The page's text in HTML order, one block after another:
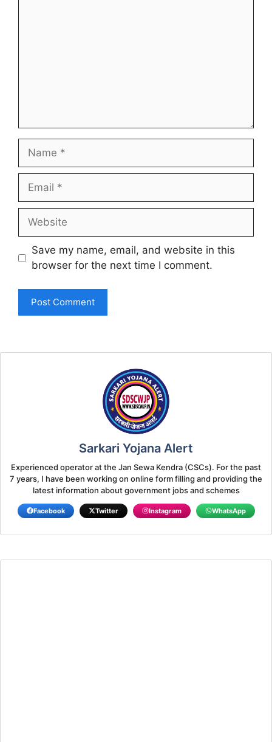
Name
Email
Website
Save my name, email, and website in this
browser for the next time I comment.
Sarkari Yojana Alert
Experienced operator at the Jan Sewa Kendra (CSCs). For the past
7 years, I have been working on online form filling and providing the
latest information about government jobs and schemes
Facebook Twitter Instagram WhatsApp